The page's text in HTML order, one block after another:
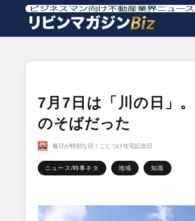
7月7日は「川の日」
のそばだった
毎日が特別な日！こじつけ住宅記念日
ニュース/時事ネタ 地域 知識